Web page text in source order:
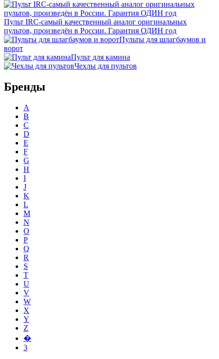
Пульт IRC-самый качественный аналог оригинальных
пультов, произведён в России. Гарантия ОДИН год
Пульты для шлагбаумов и
ворот
Пульт для камина
Чехлы для пультов
Бренды
A
B
C
D
E
F
G
H
I
J
K
L
M
N
O
P
Q
R
S
T
U
V
W
X
Y
Z
�
3